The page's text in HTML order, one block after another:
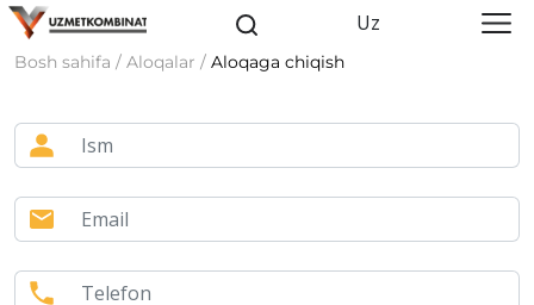
Uz
Bosh sahifa / Aloqalar / Aloqaga chiqish